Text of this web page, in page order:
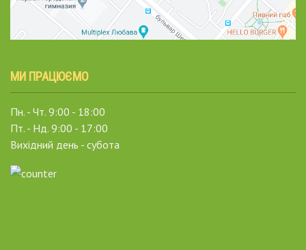
МИ ПРАЦЮЄМО
Пн. - Чт. 9:00 - 18:00
Пт. - Нд. 9:00 - 17:00
Вихідний день - субота